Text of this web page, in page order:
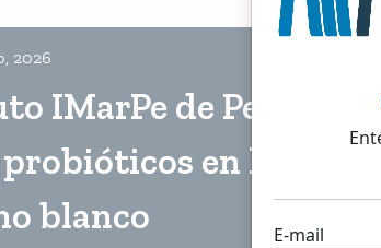
E-mail
2026
IMarPe de Perú
en la
blanco